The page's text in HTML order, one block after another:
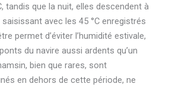
tandis que la nuit, elles descendent à
avec les 45 °C enregistrés
permet d’éviter l’humidité estivale,
du navire aussi ardents qu’un
bien que rares, sont
en dehors de cette période, ne